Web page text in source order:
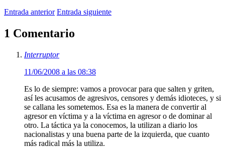
Entrada anterior Entrada siguiente
1 Comentario
Interruptor
11/06/2008 a las 08:38
Es lo de siempre: vamos a provocar para que salten y griten,
así les acusamos de agresivos, censores y demás idioteces, y si
se callana les sometemos. Esa es la manera de convertir al
agresor en víctima y a la víctima en agresor o de dominar al
otro. La táctica ya la conocemos, la utilizan a diario los
nacionalistas y una buena parte de la izquierda, que cuanto
más radical más la utiliza.